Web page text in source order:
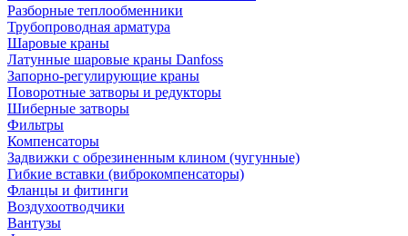
Разборные теплообменники
Трубопроводная арматура
Шаровые краны
Латунные шаровые краны Danfoss
Запорно-регулирующие краны
Поворотные затворы и редукторы
Шиберные затворы
Фильтры
Компенсаторы
Задвижки с обрезиненным клином (чугунные)
Гибкие вставки (виброкомпенсаторы)
Фланцы и фитинги
Воздухоотводчики
Вантузы